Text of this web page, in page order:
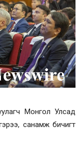
Монгол Улсад
санамж бичигт